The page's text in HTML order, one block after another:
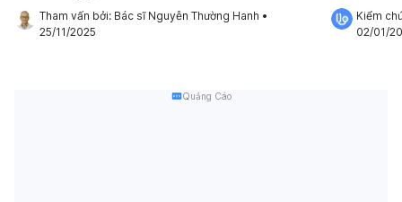
Tham vấn bởi: Bác sĩ Nguyễn Thường Hanh •
25/11/2025
Kiểm
02/01/
Quảng Cáo